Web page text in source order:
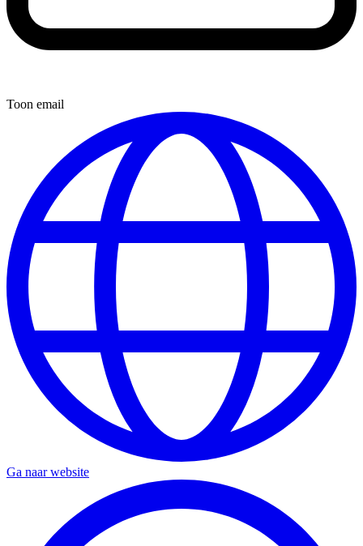
Toon email
Ga naar website